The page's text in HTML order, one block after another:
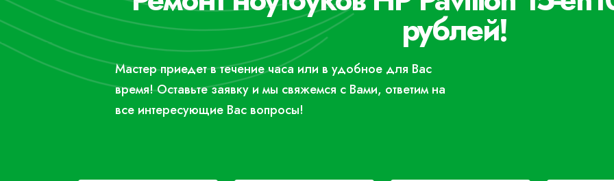
рублей!
Мастер приедет в течение часа или в удобное для Вас
время! Оставьте заявку и мы свяжемся с Вами, ответим на
все интересующие Вас вопросы!